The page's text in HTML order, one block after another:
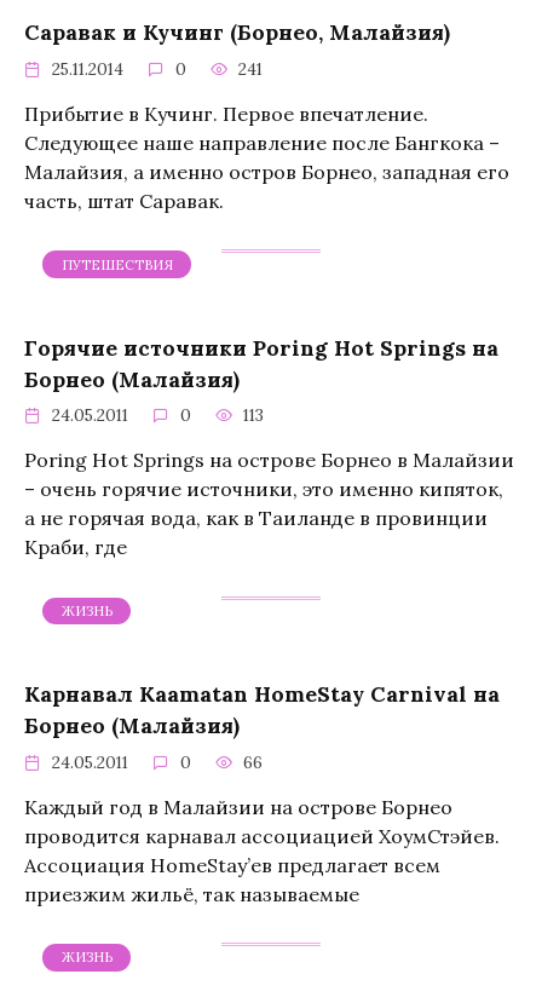
Саравак и Кучинг (Борнео, Малайзия)
25.11.2014 0 241
Прибытие в Кучинг. Первое впечатление.
Следующее наше направление после Бангкока –
Малайзия, а именно остров Борнео, западная его
часть, штат Саравак.
ПУТЕШЕСТВИЯ
Горячие источники Poring Hot Springs на
Борнео (Малайзия)
24.05.2011 0 113
Poring Hot Springs на острове Борнео в Малайзии
– очень горячие источники, это именно кипяток,
а не горячая вода, как в Таиланде в провинции
Краби, где
ЖИЗНЬ
Карнавал Kaamatan HomeStay Carnival на
Борнео (Малайзия)
24.05.2011 0 66
Каждый год в Малайзии на острове Борнео
проводится карнавал ассоциацией ХоумСтэйев.
Ассоциация HomeStay’ев предлагает всем
приезжим жильё, так называемые
ЖИЗНЬ